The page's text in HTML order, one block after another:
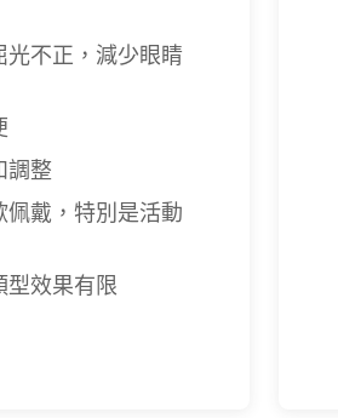
光不正，減少眼睛
調整
佩戴，特別是活動
型效果有限